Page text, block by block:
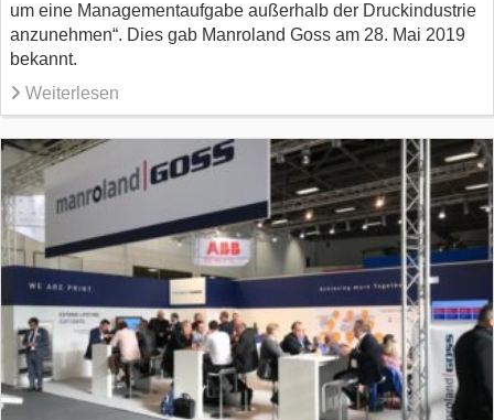
um eine Managementaufgabe außerhalb der Druckindustrie
anzunehmen“. Dies gab Manroland Goss am 28. Mai 2019
bekannt.
Weiterlesen